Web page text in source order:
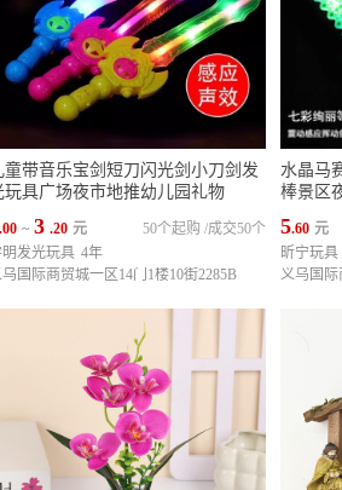
童带音乐宝剑短刀闪光剑小刀剑发
玩具广场夜市地推幼儿园礼物
.00 ~ 3 .20 元 成交50个
50个起购 /
发光玩具 4年
国际商贸城一区14门1楼10街2285B
水晶马
棒景区
5.60 元
昕宁玩具
义乌国际